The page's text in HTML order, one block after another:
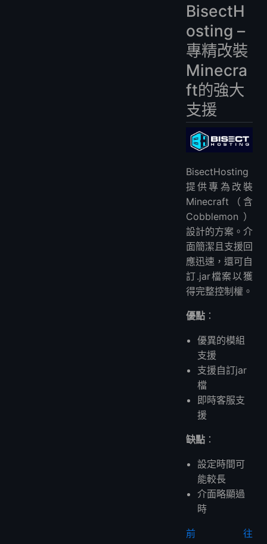
BisectH
osting –
專精改裝
Minecra
ft的強大
支援
BisectHosting
提供專為改裝
Minecraft（含
Cobblemon）
設計的方案。介
面簡潔且支援回
應迅速，還可自
訂.jar檔案以獲
得完整控制權。
優點 ：
優異的模組
支援
支援自訂jar
檔
即時客服支
援
缺點 ：
設定時間可
能較長
介面略顯過
時
前往